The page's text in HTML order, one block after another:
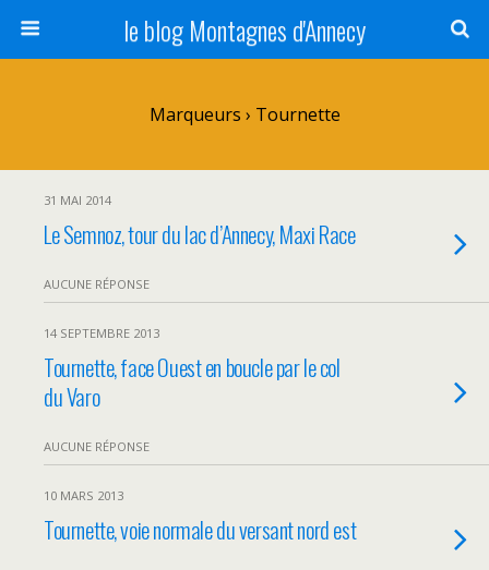
le blog Montagnes d'Annecy
Marqueurs › Tournette
31 MAI 2014
Le Semnoz, tour du lac d’Annecy, Maxi Race
AUCUNE RÉPONSE
14 SEPTEMBRE 2013
Tournette, face Ouest en boucle par le col
du Varo
AUCUNE RÉPONSE
10 MARS 2013
Tournette, voie normale du versant nord est